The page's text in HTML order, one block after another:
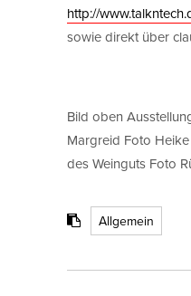
http://
sowie direkt über
Bild oben
Margreid Foto
des Weinguts Foto
Allgemein